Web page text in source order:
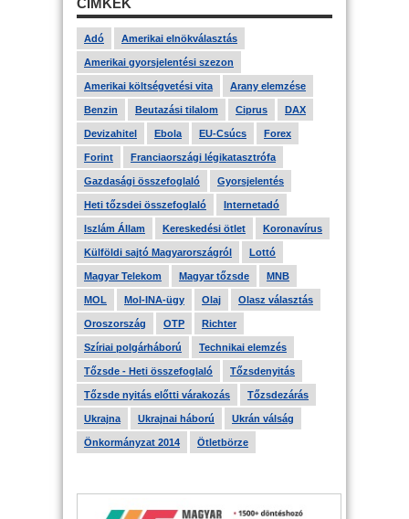
CÍMKÉK
Adó Amerikai elnökválasztás
Amerikai gyorsjelentési szezon
Amerikai költségvetési vita Arany elemzése
Benzin Beutazási tilalom Ciprus DAX
Devizahitel Ebola EU-Csúcs Forex
Forint Franciaországi légikatasztrófa
Gazdasági összefoglaló Gyorsjelentés
Heti tőzsdei összefoglaló Internetadó
Iszlám Állam Kereskedési ötlet Koronavírus
Külföldi sajtó Magyarországról Lottó
Magyar Telekom Magyar tőzsde MNB
MOL Mol-INA-ügy Olaj Olasz választás
Oroszország OTP Richter
Szíriai polgárháború Technikai elemzés
Tőzsde - Heti összefoglaló Tőzsdenyitás
Tőzsde nyitás előtti várakozás Tőzsdezárás
Ukrajna Ukrajnai háború Ukrán válság
Önkormányzat 2014 Ötletbörze